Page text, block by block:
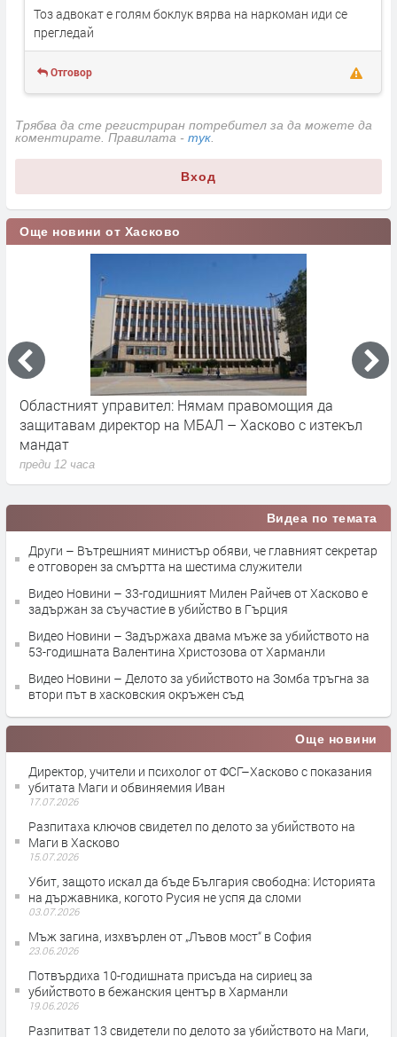
Тоз адвокат е голям боклук вярва на наркоман иди се
прегледай
Отговор
Трябва да сте регистриран потребител за да можете да
коментирате. Правилата - тук.
Вход
Още новини от Хасково
Областният управител: Нямам правомощия да
защитавам директор на МБАЛ – Хасково с изтекъл
мандат
преди 12 часа
Видеа по темата
Други – Вътрешният министър обяви, че главният секретар
е отговорен за смъртта на шестима служители
Видео Новини – 33-годишният Милен Райчев от Хасково е
задържан за съучастие в убийство в Гърция
Видео Новини – Задържаха двама мъже за убийството на
53-годишната Валентина Христозова от Харманли
Видео Новини – Делото за убийството на Зомба тръгна за
втори път в хасковския окръжен съд
Още новини
Директор, учители и психолог от ФСГ–Хасково с показания
убитата Маги и обвиняемия Иван
17.07.2026
Разпитаха ключов свидетел по делото за убийството на
Маги в Хасково
15.07.2026
Убит, защото искал да бъде България свободна: Историята
на държавника, когото Русия не успя да сломи
03.07.2026
Мъж загина, изхвърлен от „Лъвов мост“ в София
23.06.2026
Потвърдиха 10-годишната присъда на сириец за
убийството в бежанския център в Харманли
19.06.2026
Разпитват 13 свидетели по делото за убийството на Маги,